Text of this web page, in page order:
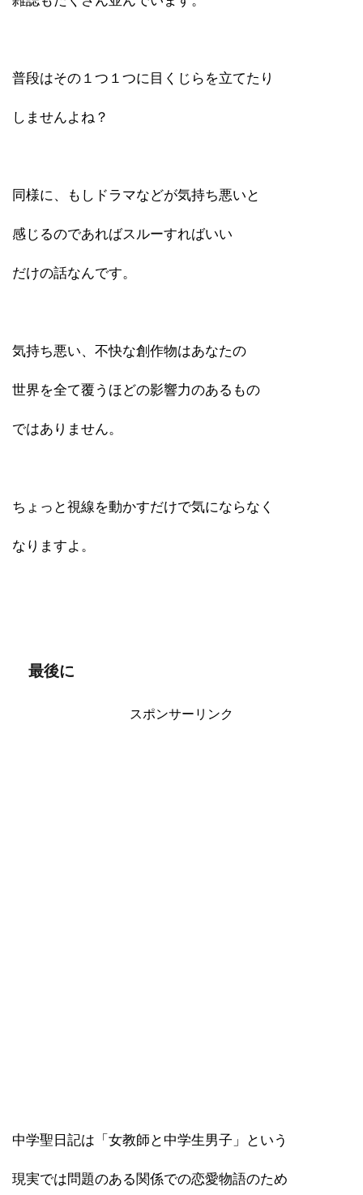
普段はその１つ１つに目くじらを立てたり
しませんよね？
同様に、もしドラマなどが気持ち悪いと
感じるのであればスルーすればいい
だけの話なんです。
気持ち悪い、不快な創作物はあなたの
世界を全て覆うほどの影響力のあるもの
ではありません。
ちょっと視線を動かすだけで気にならなく
なりますよ。
最後に
スポンサーリンク
中学聖日記は「女教師と中学生男子」という
現実では問題のある関係での恋愛物語のため